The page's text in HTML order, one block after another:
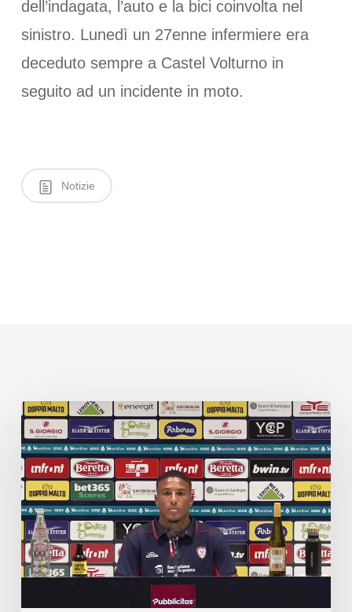
dell’indagata, l’auto e la bici coinvolta nel
sinistro. Lunedì un 27enne infermiere era
deceduto sempre a Castel Volturno in
seguito ad un incidente in moto.
Notizie